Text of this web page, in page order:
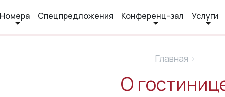
Номера Спецпредложения Конференц-зал Услуги
Главная ›
О